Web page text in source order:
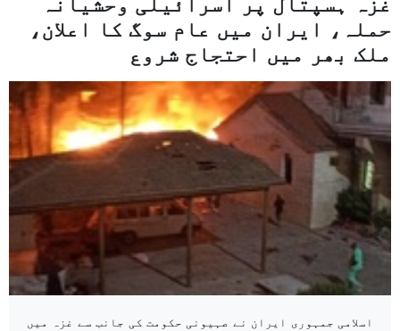
حملہ، ایران میں عام سوگ کا اعلان،
ملک بھر میں احتجاج شروع
اسلامی جمہوری ایران نے صہیونی حکومت کی جانب سے غزہ میں